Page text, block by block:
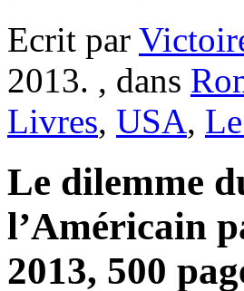
Ecrit par
2013. , dans
Livres, USA,
Le dilemme
l’Américain
2013, 500